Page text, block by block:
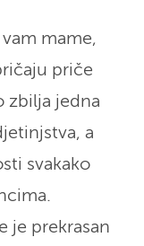
mame,
priče
zbilja jedna
a
svakako
je prekrasan